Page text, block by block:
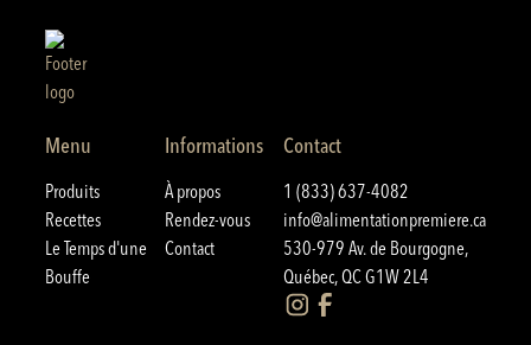
Menu
Produits
Recettes
Le Temps d'une
Bouffe
Informations
À propos
Rendez-vous
Contact
Contact
1 (833) 637-4082
info@alimentationpremiere.ca
530-979 Av. de Bourgogne,
Québec, QC G1W 2L4